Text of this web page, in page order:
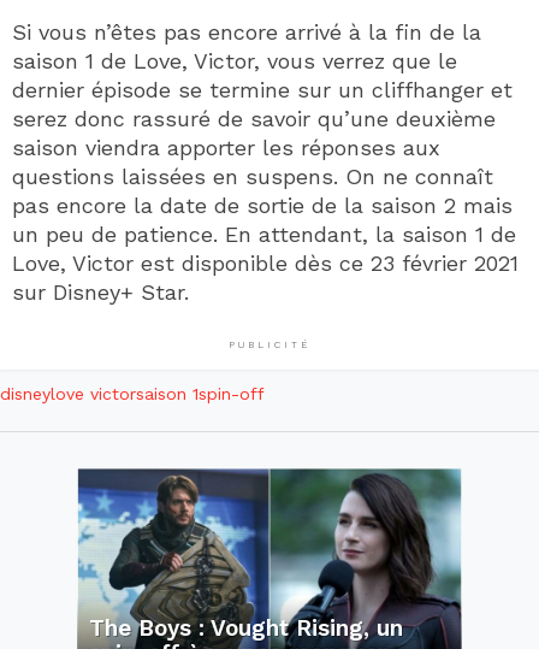
Si vous n’êtes pas encore arrivé à la fin de la
saison 1 de Love, Victor, vous verrez que le
dernier épisode se termine sur un cliffhanger et
serez donc rassuré de savoir qu’une deuxième
saison viendra apporter les réponses aux
questions laissées en suspens. On ne connaît
pas encore la date de sortie de la saison 2 mais
un peu de patience. En attendant, la saison 1 de
Love, Victor est disponible dès ce 23 février 2021
sur Disney+ Star.
PUBLICITÉ
disneylove victorsaison 1spin-off
The Boys : Vought Rising, un